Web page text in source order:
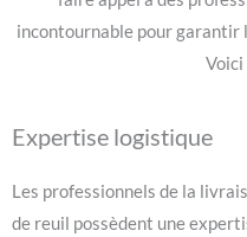
incontournable pour garantir
Voici
Expertise logistique
Les professionnels de la
de reuil possèdent une